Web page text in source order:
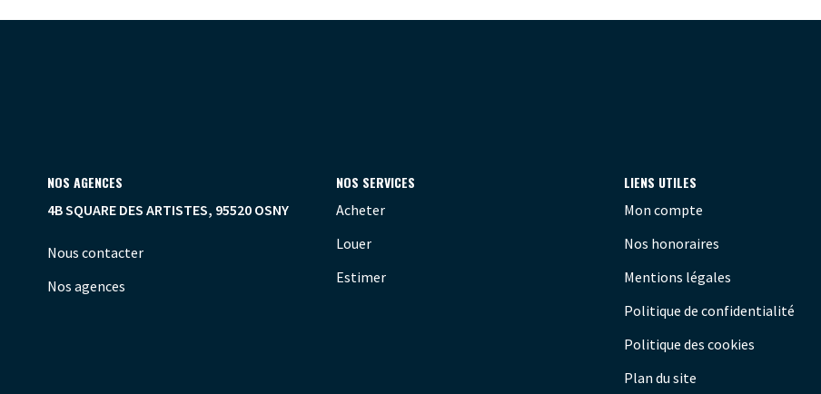
NOS AGENCES
4B SQUARE DES ARTISTES, 95520 OSNY
Nous contacter
Nos agences
NOS SERVICES
Acheter
Louer
Estimer
LIENS UTILES
Mon compte
Nos honoraires
Mentions légales
Politique de confidentialité
Politique des cookies
Plan du site